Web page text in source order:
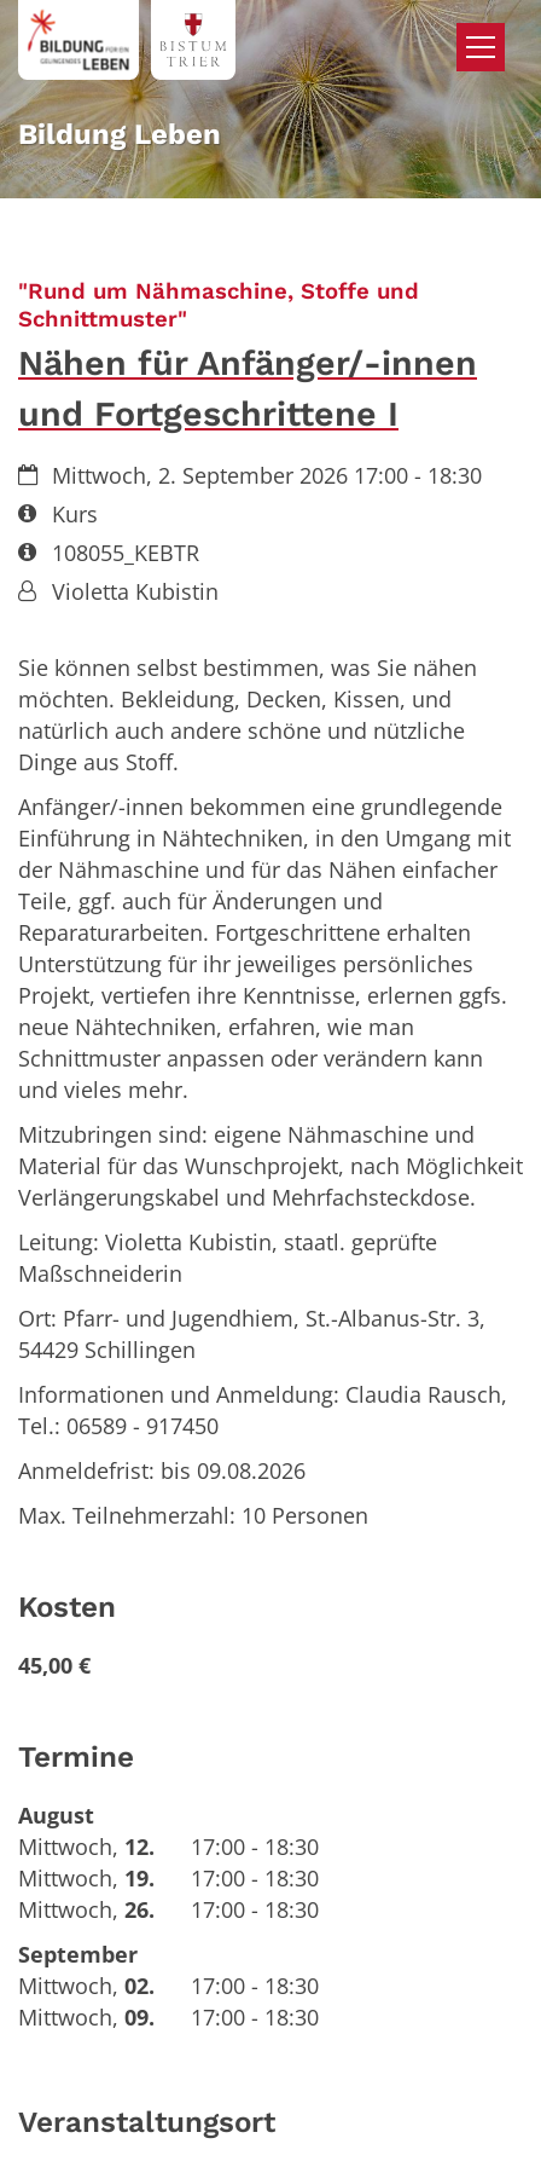
Zum Inhalt springen
Bildung Leben
"Rund um Nähmaschine, Stoffe und
Schnittmuster"
Nähen für Anfänger/-innen
und Fortgeschrittene I
Datum:Mittwoch, 2. September 2026 17:00 - 18:30
Art bzw. Nummer:
Kurs
Art bzw. Nummer:
108055_KEBTR
Von:Violetta Kubistin
Sie können selbst bestimmen, was Sie nähen
möchten. Bekleidung, Decken, Kissen, und
natürlich auch andere schöne und nützliche
Dinge aus Stoff.
Anfänger/-innen bekommen eine grundlegende
Einführung in Nähtechniken, in den Umgang mit
der Nähmaschine und für das Nähen einfacher
Teile, ggf. auch für Änderungen und
Reparaturarbeiten. Fortgeschrittene erhalten
Unterstützung für ihr jeweiliges persönliches
Projekt, vertiefen ihre Kenntnisse, erlernen ggfs.
neue Nähtechniken, erfahren, wie man
Schnittmuster anpassen oder verändern kann
und vieles mehr.
Mitzubringen sind: eigene Nähmaschine und
Material für das Wunschprojekt, nach Möglichkeit
Verlängerungskabel und Mehrfachsteckdose.
Leitung: Violetta Kubistin, staatl. geprüfte
Maßschneiderin
Ort: Pfarr- und Jugendhiem, St.-Albanus-Str. 3,
54429 Schillingen
Informationen und Anmeldung: Claudia Rausch,
Tel.: 06589 - 917450
Anmeldefrist: bis 09.08.2026
Max. Teilnehmerzahl: 10 Personen
Kosten
45,00 €
Termine
August
Mittwoch, 12.
17:00 - 18:30
Mittwoch, 19.
17:00 - 18:30
Mittwoch, 26.
17:00 - 18:30
September
Mittwoch, 02.
17:00 - 18:30
Mittwoch, 09. 17:00 - 18:30
Veranstaltungsort